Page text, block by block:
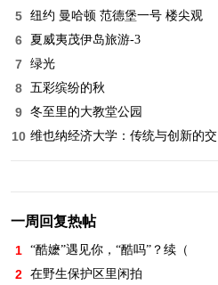
5 纽约 曼哈顿 范德堡一号 楼尖观
6 夏威夷茂伊岛旅游-3
7 绿光
8 五彩缤纷的秋
9 冬至里的大教堂公园
10 维也纳经济大学：传统与创新的交
一周回复热帖
1 “酷嬷”遇见你，“酷吗”？续（
2 在野生保护区里闲拍